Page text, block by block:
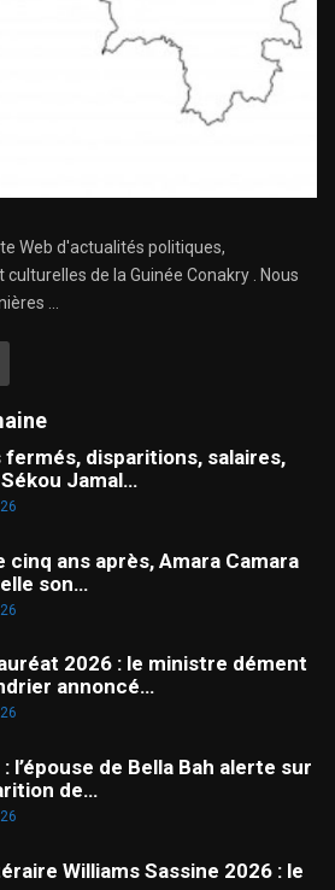
Web d'actualités politiques,
de la Guinée Conakry . Nous
...
fermés, disparitions, salaires,
Jamal…
cinq ans après, Amara Camara
son…
2026 : le ministre dément
annoncé…
l’épouse de Bella Bah alerte sur
de…
Williams Sassine 2026 : le